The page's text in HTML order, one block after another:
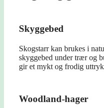
Skyggebed
Skogstarr kan brukes i
skyggebed under trær og
gir et mykt og frodig
Woodland-hager